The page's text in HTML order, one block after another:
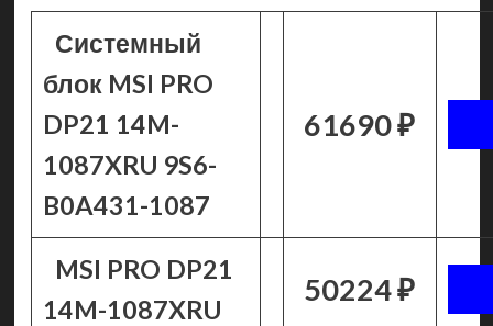
Системный
блок MSI PRO
DP21 14M-
1087XRU 9S6-
B0A431-1087
61690 ₽
MSI PRO DP21
14M-1087XRU
50224 ₽